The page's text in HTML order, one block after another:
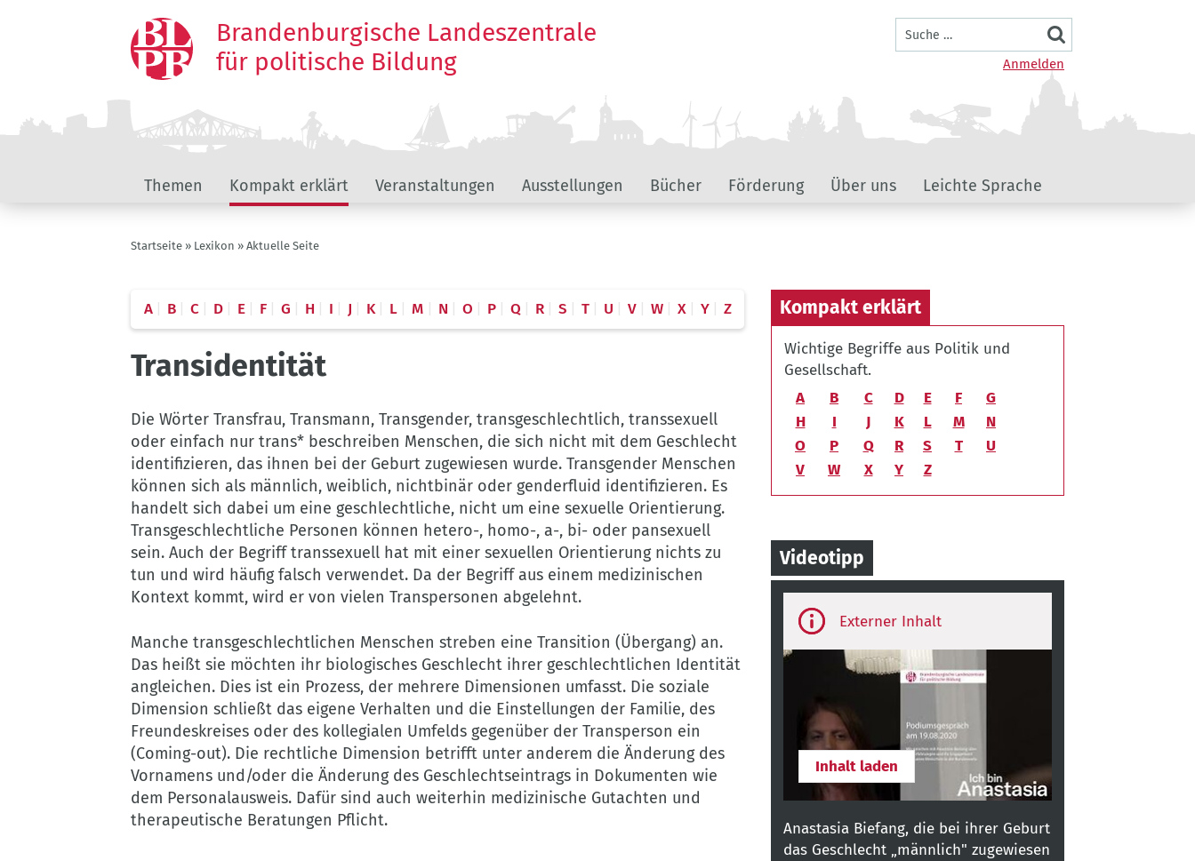
Brandenburgische Landeszentrale
für politische Bildung
Benutzermenü
Anmelden
Suche
Hauptnavigation
Themen Kompakt erklärt Veranstaltungen Ausstellungen Bücher Förderung Über uns Leichte Sprache
Pfadnavigation
Startseite Lexikon Aktuelle Seite
A B C D E F G H I J K L M N O P Q R S T U V W X Y Z
Transidentität
Die Wörter Transfrau, Transmann, Transgender, transgeschlechtlich, transsexuell
oder einfach nur trans* beschreiben Menschen, die sich nicht mit dem Geschlecht
identifizieren, das ihnen bei der Geburt zugewiesen wurde. Transgender Menschen
können sich als männlich, weiblich, nichtbinär oder genderfluid identifizieren. Es
handelt sich dabei um eine geschlechtliche, nicht um eine sexuelle Orientierung.
Transgeschlechtliche Personen können hetero-, homo-, a-, bi- oder pansexuell
sein. Auch der Begriff transsexuell hat mit einer sexuellen Orientierung nichts zu
tun und wird häufig falsch verwendet. Da der Begriff aus einem medizinischen
Kontext kommt, wird er von vielen Transpersonen abgelehnt.
Manche transgeschlechtlichen Menschen streben eine Transition (Übergang) an.
Das heißt sie möchten ihr biologisches Geschlecht ihrer geschlechtlichen Identität
angleichen. Dies ist ein Prozess, der mehrere Dimensionen umfasst. Die soziale
Dimension schließt das eigene Verhalten und die Einstellungen der Familie, des
Freundeskreises oder des kollegialen Umfelds gegenüber der Transperson ein
(Coming-out). Die rechtliche Dimension betrifft unter anderem die Änderung des
Vornamens und/oder die Änderung des Geschlechtseintrags in Dokumenten wie
dem Personalausweis. Dafür sind auch weiterhin medizinische Gutachten und
therapeutische Beratungen Pflicht.
Kompakt erklärt
Wichtige Begriffe aus Politik und
Gesellschaft.
A
B C D E F
G
H
I J K L M
N
O
P Q R S T
U
V
W X Y Z
Videotipp
party
Inhalt laden
Anastasia Biefang, die bei ihrer Geburt
das Geschlecht „männlich" zugewiesen